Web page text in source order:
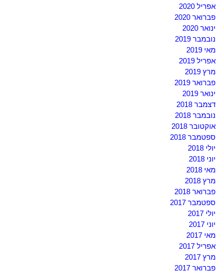
אפריל 2020
פברואר 2020
ינואר 2020
נובמבר 2019
מאי 2019
אפריל 2019
מרץ 2019
פברואר 2019
ינואר 2019
דצמבר 2018
נובמבר 2018
אוקטובר 2018
ספטמבר 2018
יולי 2018
יוני 2018
מאי 2018
מרץ 2018
פברואר 2018
ספטמבר 2017
יולי 2017
יוני 2017
מאי 2017
אפריל 2017
מרץ 2017
פברואר 2017